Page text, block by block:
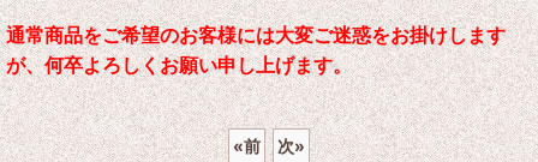
通常商品をご希望のお客様には大変ご迷惑をお掛けします
が、何卒よろしくお願い申し上げます。
«前 次»